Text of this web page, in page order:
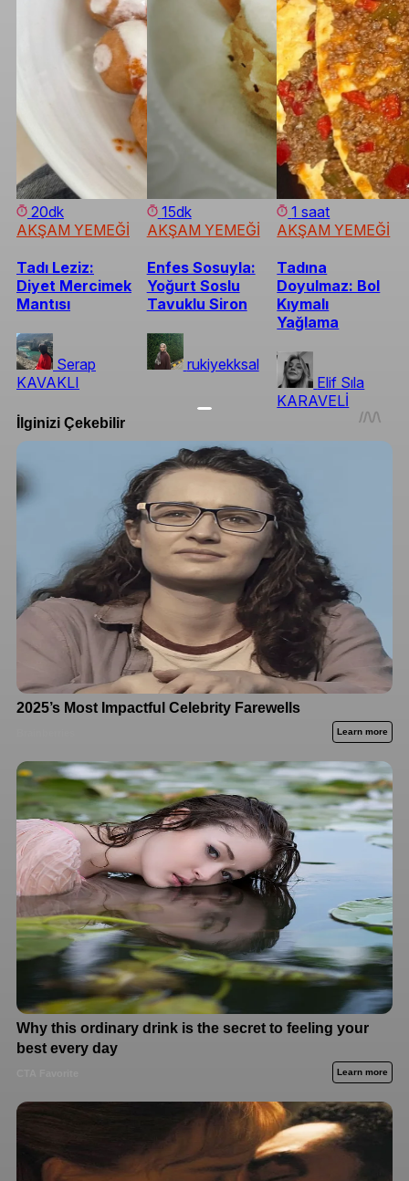
20dk
AKŞAM YEMEĞİ
Tadı Leziz:
Diyet Mercimek
Mantısı
Serap
KAVAKLI
15dk
AKŞAM YEMEĞİ
Enfes Sosuyla:
Yoğurt Soslu
Tavuklu Siron
rukiyekksal
1 saat
AKŞAM YEMEĞİ
Tadına
Doyulmaz: Bol
Kıymalı
Yağlama
Elif Sıla
KARAVELİ